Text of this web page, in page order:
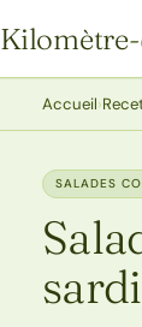
Kilomètre
Kilomètre-0
Accueil›
SALADES